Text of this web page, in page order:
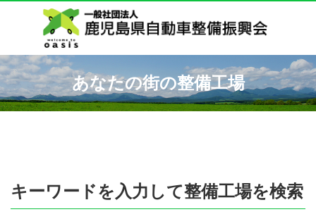
あなたの街の整備工場
キーワードを入力して整備工場を検索